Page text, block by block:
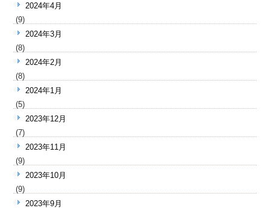
2024年4月
(9)
2024年3月
(8)
2024年2月
(8)
2024年1月
(5)
2023年12月
(7)
2023年11月
(9)
2023年10月
(9)
2023年9月